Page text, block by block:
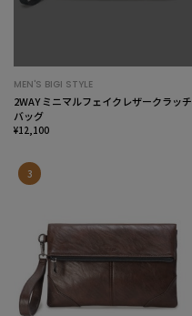
MEN'S BIGI STYLE
2WAY ミニマルフェイクレザークラッチ
バッグ
¥12,100
3